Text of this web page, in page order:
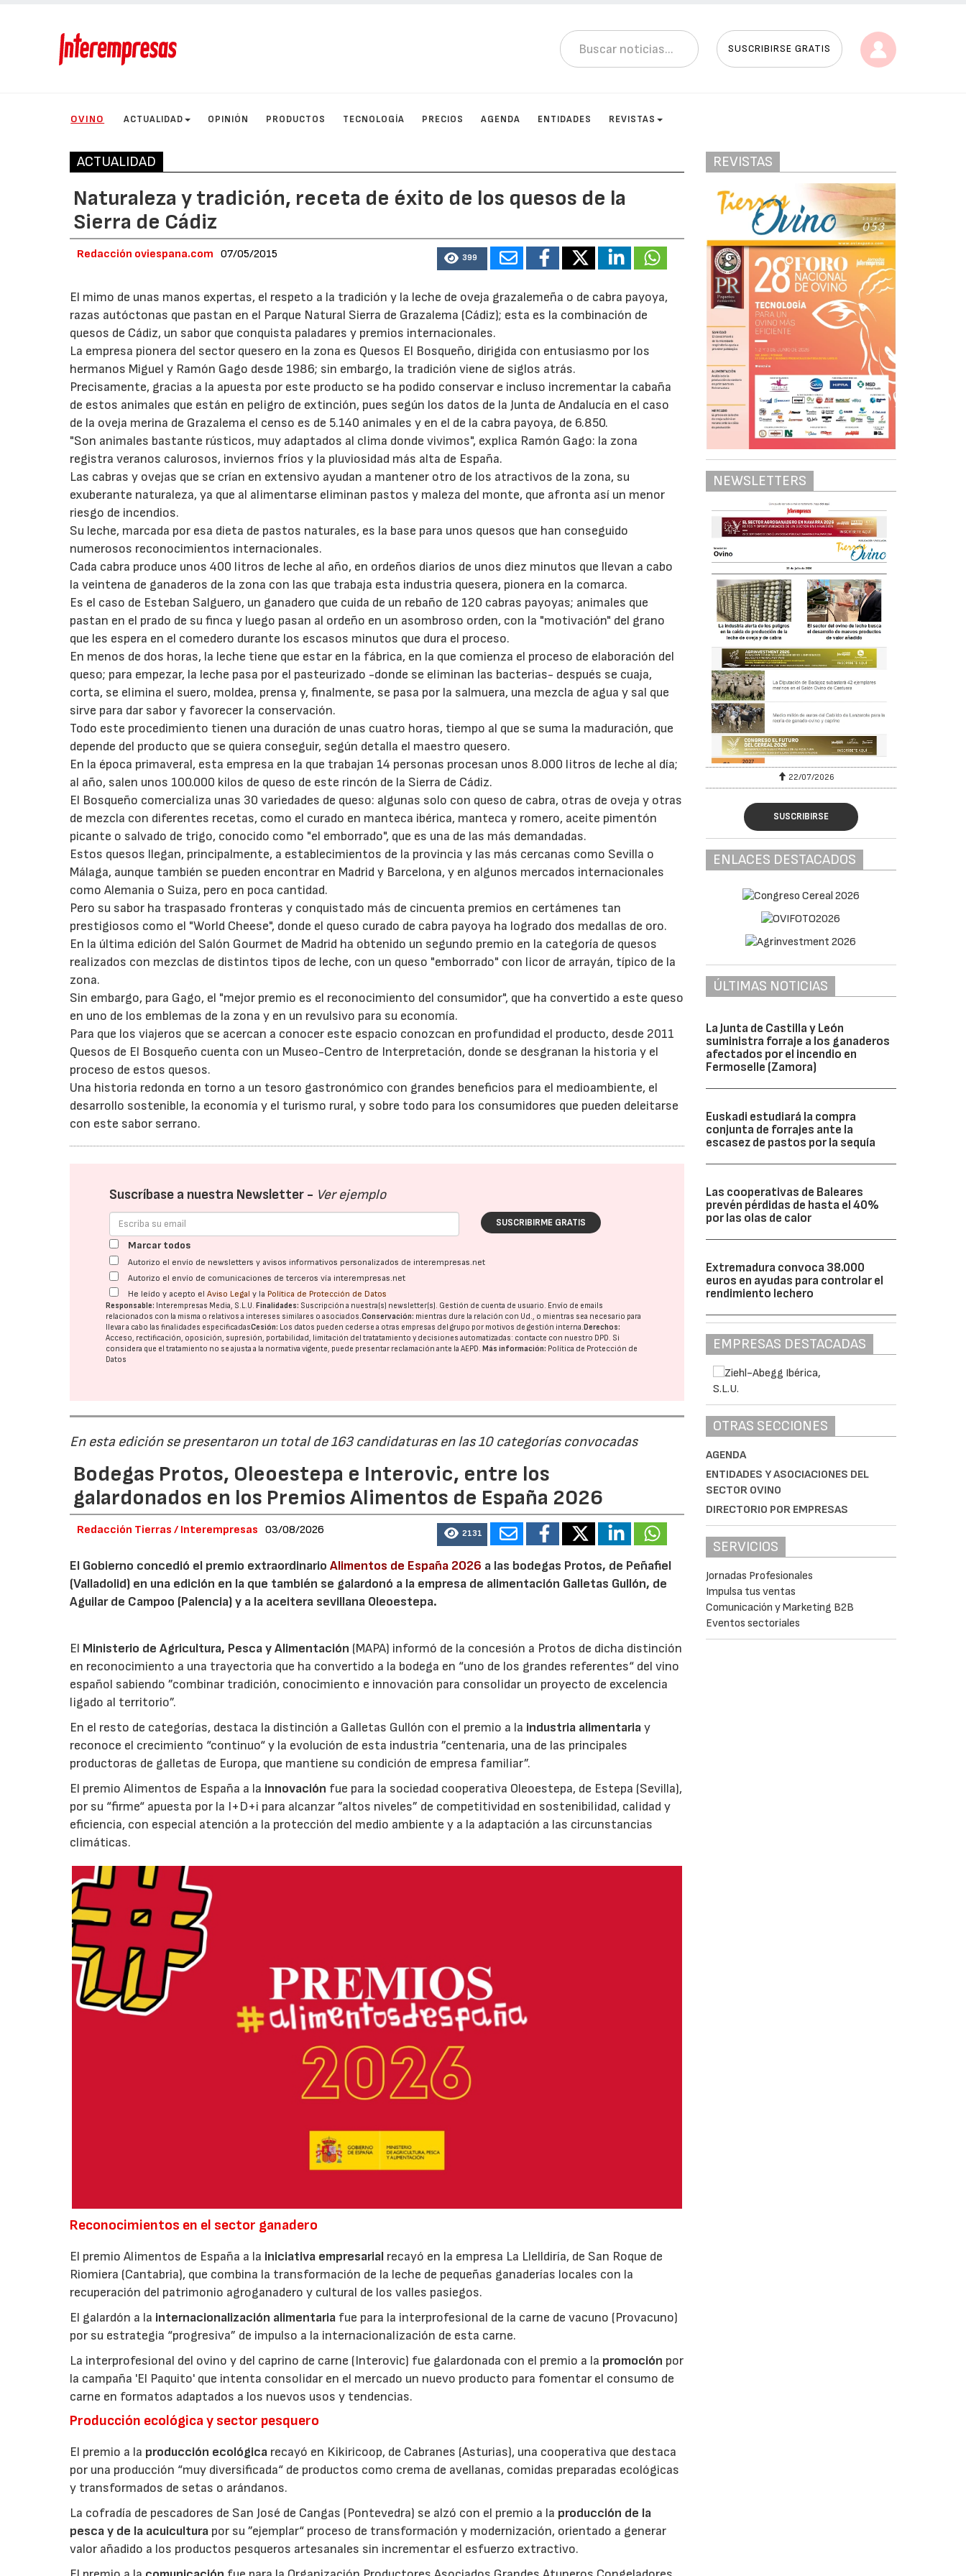
SUSCRIBIRSE GRATIS
OVINO ACTUALIDAD OPINIÓN PRODUCTOS TECNOLOGÍA PRECIOS AGENDA ENTIDADES REVISTAS
ACTUALIDAD
Naturaleza y tradición, receta de éxito de los quesos de la
Sierra de Cádiz
Redacción oviespana.com 07/05/2015 399
El mimo de unas manos expertas, el respeto a la tradición y la leche de oveja grazalemeña o de cabra payoya,
razas autóctonas que pastan en el Parque Natural Sierra de Grazalema (Cádiz); esta es la combinación de
quesos de Cádiz, un sabor que conquista paladares y premios internacionales.
La empresa pionera del sector quesero en la zona es Quesos El Bosqueño, dirigida con entusiasmo por los
hermanos Miguel y Ramón Gago desde 1986; sin embargo, la tradición viene de siglos atrás.
Precisamente, gracias a la apuesta por este producto se ha podido conservar e incluso incrementar la cabaña
de estos animales que están en peligro de extinción, pues según los datos de la Junta de Andalucía en el caso
de la oveja merina de Grazalema el censo es de 5.140 animales y en el de la cabra payoya, de 6.850.
"Son animales bastante rústicos, muy adaptados al clima donde vivimos", explica Ramón Gago: la zona
registra veranos calurosos, inviernos fríos y la pluviosidad más alta de España.
Las cabras y ovejas que se crían en extensivo ayudan a mantener otro de los atractivos de la zona, su
exuberante naturaleza, ya que al alimentarse eliminan pastos y maleza del monte, que afronta así un menor
riesgo de incendios.
Su leche, marcada por esa dieta de pastos naturales, es la base para unos quesos que han conseguido
numerosos reconocimientos internacionales.
Cada cabra produce unos 400 litros de leche al año, en ordeños diarios de unos diez minutos que llevan a cabo
la veintena de ganaderos de la zona con las que trabaja esta industria quesera, pionera en la comarca.
Es el caso de Esteban Salguero, un ganadero que cuida de un rebaño de 120 cabras payoyas; animales que
pastan en el prado de su finca y luego pasan al ordeño en un asombroso orden, con la "motivación" del grano
que les espera en el comedero durante los escasos minutos que dura el proceso.
En menos de dos horas, la leche tiene que estar en la fábrica, en la que comienza el proceso de elaboración del
queso; para empezar, la leche pasa por el pasteurizado -donde se eliminan las bacterias- después se cuaja,
corta, se elimina el suero, moldea, prensa y, finalmente, se pasa por la salmuera, una mezcla de agua y sal que
sirve para dar sabor y favorecer la conservación.
Todo este procedimiento tienen una duración de unas cuatro horas, tiempo al que se suma la maduración, que
depende del producto que se quiera conseguir, según detalla el maestro quesero.
En la época primaveral, esta empresa en la que trabajan 14 personas procesan unos 8.000 litros de leche al día;
al año, salen unos 100.000 kilos de queso de este rincón de la Sierra de Cádiz.
El Bosqueño comercializa unas 30 variedades de queso: algunas solo con queso de cabra, otras de oveja y otras
de mezcla con diferentes recetas, como el curado en manteca ibérica, manteca y romero, aceite pimentón
picante o salvado de trigo, conocido como "el emborrado", que es una de las más demandadas.
Estos quesos llegan, principalmente, a establecimientos de la provincia y las más cercanas como Sevilla o
Málaga, aunque también se pueden encontrar en Madrid y Barcelona, y en algunos mercados internacionales
como Alemania o Suiza, pero en poca cantidad.
Pero su sabor ha traspasado fronteras y conquistado más de cincuenta premios en certámenes tan
prestigiosos como el "World Cheese", donde el queso curado de cabra payoya ha logrado dos medallas de oro.
En la última edición del Salón Gourmet de Madrid ha obtenido un segundo premio en la categoría de quesos
realizados con mezclas de distintos tipos de leche, con un queso "emborrado" con licor de arrayán, típico de la
zona.
Sin embargo, para Gago, el "mejor premio es el reconocimiento del consumidor", que ha convertido a este queso
en uno de los emblemas de la zona y en un revulsivo para su economía.
Para que los viajeros que se acercan a conocer este espacio conozcan en profundidad el producto, desde 2011
Quesos de El Bosqueño cuenta con un Museo-Centro de Interpretación, donde se desgranan la historia y el
proceso de estos quesos.
Una historia redonda en torno a un tesoro gastronómico con grandes beneficios para el medioambiente, el
desarrollo sostenible, la economía y el turismo rural, y sobre todo para los consumidores que pueden deleitarse
con este sabor serrano.
Suscríbase a nuestra Newsletter - Ver ejemplo
SUSCRIBIRME GRATIS
Marcar todos
Autorizo el envío de newsletters y avisos informativos personalizados de interempresas.net
Autorizo el envío de comunicaciones de terceros vía interempresas.net
He leído y acepto elAviso Legal y la Política de Protección de Datos
Responsable: Interempresas Media, S.L.U.Finalidades: Suscripción a nuestra(s) newsletter(s). Gestión de cuenta de usuario. Envío de emails
relacionados con la misma o relativos a intereses similares o asociados.Conservación: mientras dure la relación con Ud., o mientras sea necesario para
llevar a cabo las finalidades especificadasCesión: Los datos pueden cederse a otras empresas del grupo por motivos de gestión interna.Derechos:
Acceso, rectificación, oposición, supresión, portabilidad, limitación del tratatamiento y decisiones automatizadas: contacte con nuestro DPD. Si
considera que el tratamiento no se ajusta a la normativa vigente, puede presentar reclamación ante laAEPD.Más información: Política de Protección de
Datos
En esta edición se presentaron un total de 163 candidaturas en las 10 categorías convocadas
Bodegas Protos, Oleoestepa e Interovic, entre los
galardonados en los Premios Alimentos de España 2026
Redacción Tierras / Interempresas 03/08/2026 2131
El Gobierno concedió el premio extraordinarioAlimentos de España 2026 a las bodegas Protos, de Peñafiel
(Valladolid) en una edición en la que también se galardonó a la empresa de alimentación Galletas Gullón, de
Aguilar de Campoo (Palencia) y a la aceitera sevillana Oleoestepa.
El Ministerio de Agricultura, Pesca y Alimentación (MAPA) informó de la concesión a Protos de dicha distinción
en reconocimiento a una trayectoria que ha convertido a la bodega en “uno de los grandes referentes“ del vino
español sabiendo ”combinar tradición, conocimiento e innovación para consolidar un proyecto de excelencia
ligado al territorio”.
En el resto de categorías, destaca la distinción a Galletas Gullón con el premio a la industria alimentariay
reconoce el crecimiento “continuo“ y la evolución de esta industria ”centenaria, una de las principales
productoras de galletas de Europa, que mantiene su condición de empresa familiar”.
El premio Alimentos de España a la innovación fue para la sociedad cooperativa Oleoestepa, de Estepa (Sevilla),
por su “firme“ apuesta por la I+D+i para alcanzar ”altos niveles” de competitividad en sostenibilidad, calidad y
eficiencia, con especial atención a la protección del medio ambiente y a la adaptación a las circunstancias
climáticas.
Reconocimientos en el sector ganadero
El premio Alimentos de España a la iniciativa empresarial recayó en la empresa La Llelldiría, de San Roque de
Riomiera (Cantabria), que combina la transformación de la leche de pequeñas ganaderías locales con la
recuperación del patrimonio agroganadero y cultural de los valles pasiegos.
El galardón a la internacionalización alimentaria fue para la interprofesional de la carne de vacuno (Provacuno)
por su estrategia “progresiva” de impulso a la internacionalización de esta carne.
La interprofesional del ovino y del caprino de carne (Interovic) fue galardonada con el premio a la promoción por
la campaña 'El Paquito' que intenta consolidar en el mercado un nuevo producto para fomentar el consumo de
carne en formatos adaptados a los nuevos usos y tendencias.
Producción ecológica y sector pesquero
El premio a la producción ecológica recayó en Kikiricoop, de Cabranes (Asturias), una cooperativa que destaca
por una producción “muy diversificada“ de productos como crema de avellanas, comidas preparadas ecológicas
y transformados de setas o arándanos.
La cofradía de pescadores de San José de Cangas (Pontevedra) se alzó con el premio a la producción de la
pesca y de la acuicultura por su ”ejemplar“ proceso de transformación y modernización, orientado a generar
valor añadido a los productos pesqueros artesanales sin incrementar el esfuerzo extractivo.
REVISTAS
NEWSLETTERS
22/07/2026 22/07/2026
SUSCRIBIRSE
ENLACES DESTACADOS
ÚLTIMAS NOTICIAS
La Junta de Castilla y León
suministra forraje a los ganaderos
afectados por el incendio en
Fermoselle (Zamora)
Euskadi estudiará la compra
conjunta de forrajes ante la
escasez de pastos por la sequía
Las cooperativas de Baleares
prevén pérdidas de hasta el 40%
por las olas de calor
Extremadura convoca 38.000
euros en ayudas para controlar el
rendimiento lechero
EMPRESAS DESTACADAS
OTRAS SECCIONES
AGENDA
ENTIDADES Y ASOCIACIONES DEL
SECTOR OVINO
DIRECTORIO POR EMPRESAS
SERVICIOS
Jornadas Profesionales
Impulsa tus ventas
Comunicación y Marketing B2B
Eventos sectoriales